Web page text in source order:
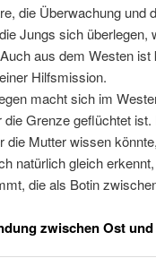
die Überwachung und
Jungs sich
aus dem Westen
Hilfsmission.
macht sich im
die Grenze geflüchtet
die Mutter wissen
natürlich gleich
die als Botin
zwischen Ost